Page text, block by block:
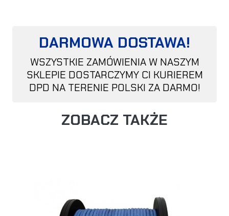
DARMOWA DOSTAWA!
WSZYSTKIE ZAMÓWIENIA W NASZYM
SKLEPIE DOSTARCZYMY CI KURIEREM
DPD NA TERENIE POLSKI ZA DARMO!
ZOBACZ TAKŻE